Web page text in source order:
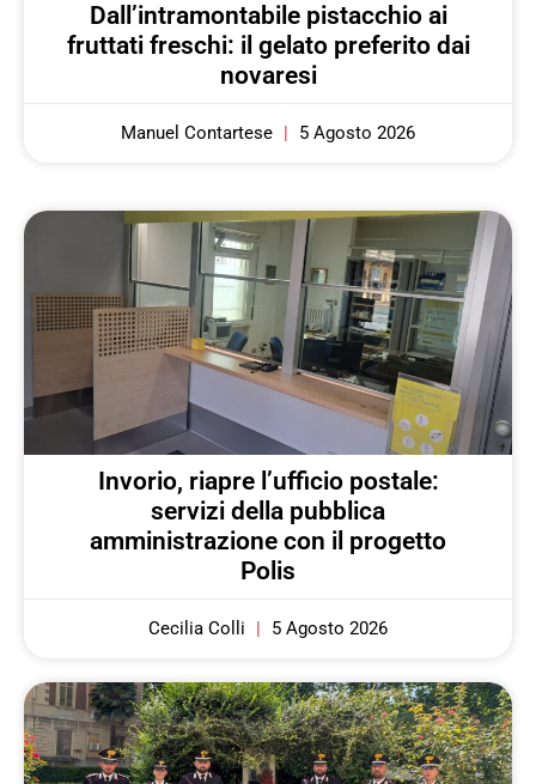
Dall’intramontabile pistacchio ai
fruttati freschi: il gelato preferito dai
novaresi
Manuel Contartese 5 Agosto 2026
Invorio, riapre l’ufficio postale:
servizi della pubblica
amministrazione con il progetto
Polis
Cecilia Colli 5 Agosto 2026